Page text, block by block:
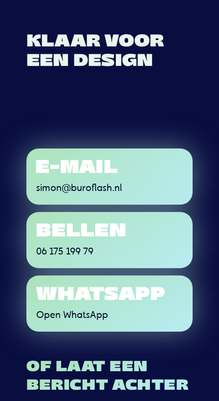
OF LAAT EEN
BERICHT ACHTER
KLAAR VOOR
EEN DESIGN
WHATSAPP
simon@buroflash.nl
E-MAIL
Open WhatsApp
06 175 199 79
BELLEN